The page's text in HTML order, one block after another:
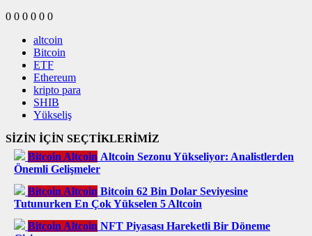
0 0 0 0 0 0
altcoin
Bitcoin
ETF
Ethereum
kripto para
SHIB
Yükseliş
SİZİN İÇİN SEÇTİKLERİMİZ
Bitcoin Altcoin Altcoin Sezonu Yükseliyor: Analistlerden
Önemli Gelişmeler
Bitcoin Altcoin Bitcoin 62 Bin Dolar Seviyesine
Tutunurken En Çok Yükselen 5 Altcoin
Bitcoin Altcoin NFT Piyasası Hareketli Bir Döneme